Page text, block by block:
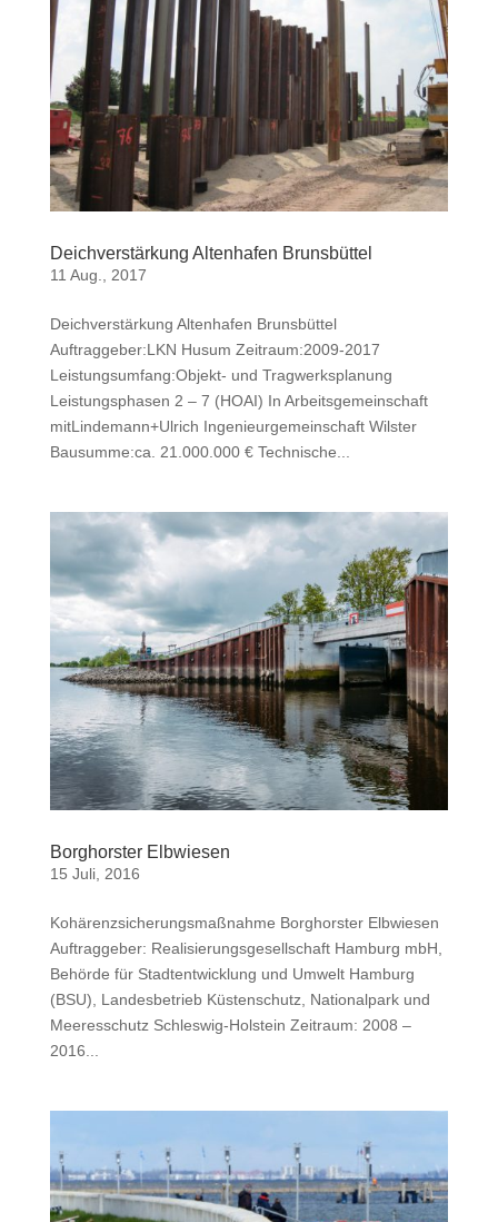
Deichverstärkung Altenhafen Brunsbüttel
11 Aug., 2017
Deichverstärkung Altenhafen Brunsbüttel
Auftraggeber:LKN Husum Zeitraum:2009-2017
Leistungsumfang:Objekt- und Tragwerksplanung
Leistungsphasen 2 – 7 (HOAI) In Arbeitsgemeinschaft
mitLindemann+Ulrich Ingenieurgemeinschaft Wilster
Bausumme:ca. 21.000.000 € Technische...
Borghorster Elbwiesen
15 Juli, 2016
Kohärenzsicherungsmaßnahme Borghorster Elbwiesen
Auftraggeber: Realisierungsgesellschaft Hamburg mbH,
Behörde für Stadtentwicklung und Umwelt Hamburg
(BSU), Landesbetrieb Küstenschutz, Nationalpark und
Meeresschutz Schleswig-Holstein Zeitraum: 2008 –
2016...